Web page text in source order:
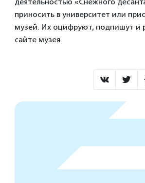
деятельностью «Снежного
приносить в университет или
музей. Их оцифруют, подпишут и
сайте музея.